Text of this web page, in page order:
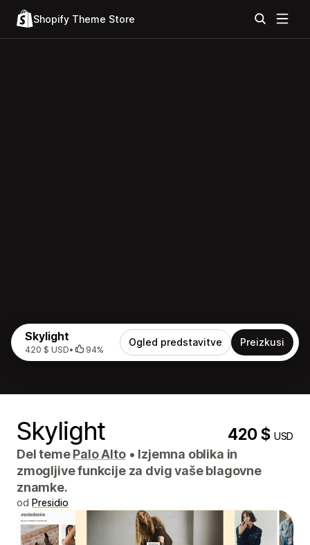
Shopify Theme Store
Skylight
420 $ USD• 94%
Ogled predstavitve Preizkusi
Skylight 420 $USD
Del temePalo Alto • Izjemna oblika in
zmogljive funkcije za dvig vaše blagovne
znamke.
od Presidio